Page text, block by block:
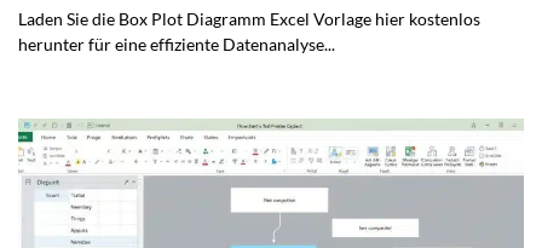
Laden Sie die Box Plot Diagramm Excel Vorlage hier kostenlos
herunter für eine effiziente Datenanalyse...